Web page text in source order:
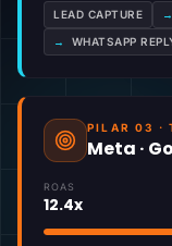
LEAD CAPTURE →
→ WHATSAPP
PILAR 03 ·
Meta ·
ROAS
12.4x